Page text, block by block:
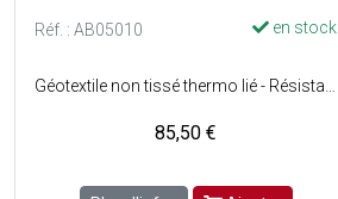
Réf. : AB05010 en stock
85,50 €